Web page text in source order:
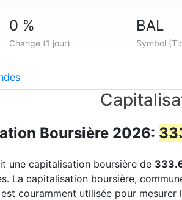
0 %
Change (1 jour)
BAL
Symbol
Boursière 2026:
une capitalisation boursière de
La capitalisation boursière,
couramment utilisée pour mesurer